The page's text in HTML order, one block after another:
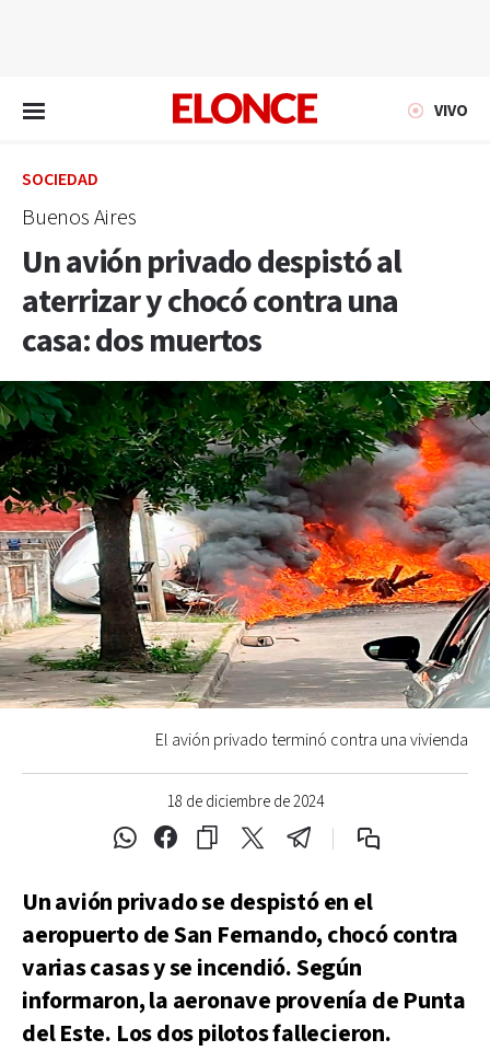
VIVO
SOCIEDAD
Buenos Aires
Un avión privado despistó al
aterrizar y chocó contra una
casa: dos muertos
18 de diciembre de 2024
El avión privado terminó contra una vivienda
Un avión privado se despistó en el
aeropuerto de San Fernando, chocó contra
varias casas y se incendió. Según
informaron, la aeronave provenía de Punta
del Este. Los dos pilotos fallecieron.